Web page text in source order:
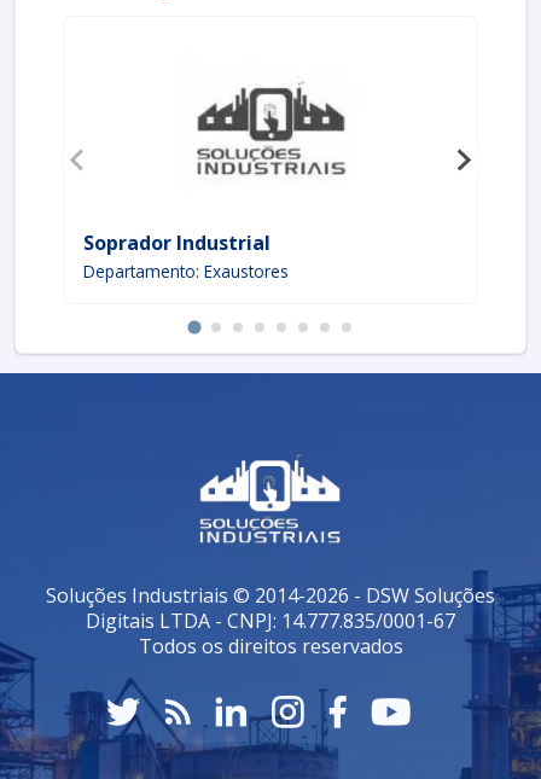
Soprador Industrial
Departamento: Exaustores
Soluções Industriais © 2014-2026 - DSW Soluções
Digitais LTDA - CNPJ: 14.777.835/0001-67
Todos os direitos reservados